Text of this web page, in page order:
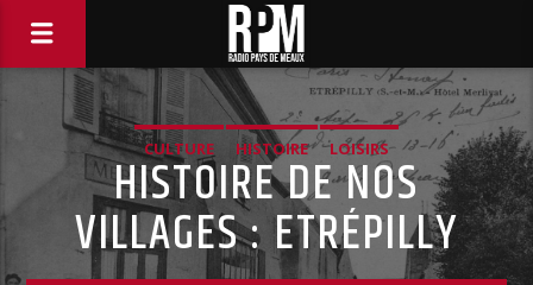
CULTURE HISTOIRE LOISIRS
HISTOIRE DE NOS
VILLAGES : ETRÉPILLY